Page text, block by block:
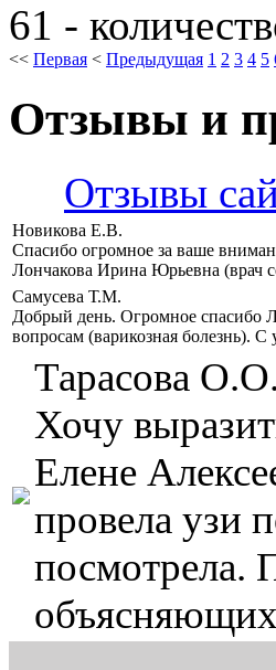
61 -
<< Первая < Предыдущая 1 2 3 4 5
Отзывы и
Отзывы
Новикова Е.В.
Спасибо огромное за ваше
Лончакова Ирина Юрьевна (врач
Самусева Т.М.
Добрый день. Огромное спасибо
вопросам (варикозная болезнь).
Тарасова О.О.
Хочу
Елене
провела узи
посмотрела.